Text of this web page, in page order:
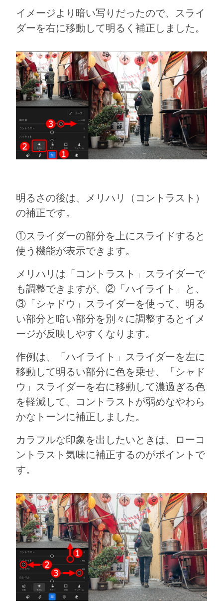
イメージより暗い写りだったので、スライ
ダーを右に移動して明るく補正しました。
明るさの後は、メリハリ（コントラスト）
の補正です。
①スライダーの部分を上にスライドすると
使う機能が表示できます。
メリハリは「コントラスト」スライダーで
も調整できますが、②「ハイライト」と、
③「シャドウ」スライダーを使って、明る
い部分と暗い部分を別々に調整するとイメ
ージが反映しやすくなります。
作例は、「ハイライト」スライダーを左に
移動して明るい部分に色を乗せ、「シャド
ウ」スライダーを右に移動して濃過ぎる色
を軽減して、コントラストが弱めなやわら
かなトーンに補正しました。
カラフルな印象を出したいときは、ローコ
ントラスト気味に補正するのがポイントで
す。